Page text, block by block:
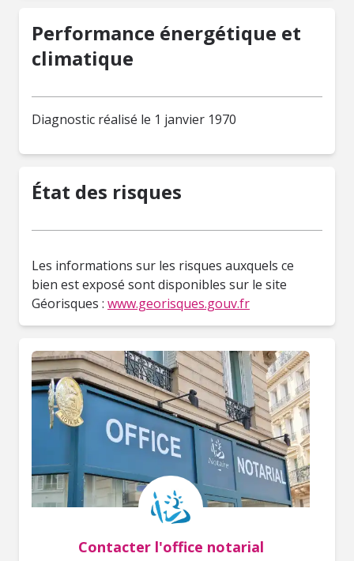
Performance énergétique et
climatique
Diagnostic réalisé le 1 janvier 1970
État des risques
Les informations sur les risques auxquels ce
bien est exposé sont disponibles sur le site
Géorisques : www.georisques.gouv.fr
Contacter l'office notarial